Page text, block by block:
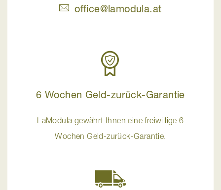
office@lamodula.at
6 Wochen Geld-zurück-Garantie
LaModula gewährt Ihnen eine freiwillige 6
Wochen Geld-zurück-Garantie.